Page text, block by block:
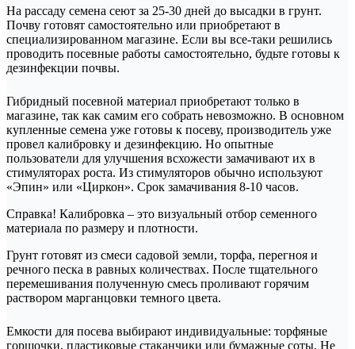
На рассаду семена сеют за 25-30 дней до высадки в грунт.
Почву готовят самостоятельно или приобретают в
специализированном магазине. Если вы все-таки решились
проводить посевные работы самостоятельно, будьте готовы к
дезинфекции почвы.
Гибридный посевной материал приобретают только в
магазине, так как самим его собрать невозможно. В основном
купленные семена уже готовы к посеву, производитель уже
провел калибровку и дезинфекцию. Но опытные
пользователи для улучшения всхожести замачивают их в
стимуляторах роста. Из стимуляторов обычно используют
«Эпин» или «Циркон». Срок замачивания 8-10 часов.
Справка! Калибровка – это визуальный отбор семенного
материала по размеру и плотности.
Грунт готовят из смеси садовой земли, торфа, перегноя и
речного песка в равных количествах. После тщательного
перемешивания полученную смесь проливают горячим
раствором марганцовки темного цвета.
Емкости для посева выбирают индивидуальные: торфяные
горшочки, пластиковые стаканчики или бумажные соты. Не